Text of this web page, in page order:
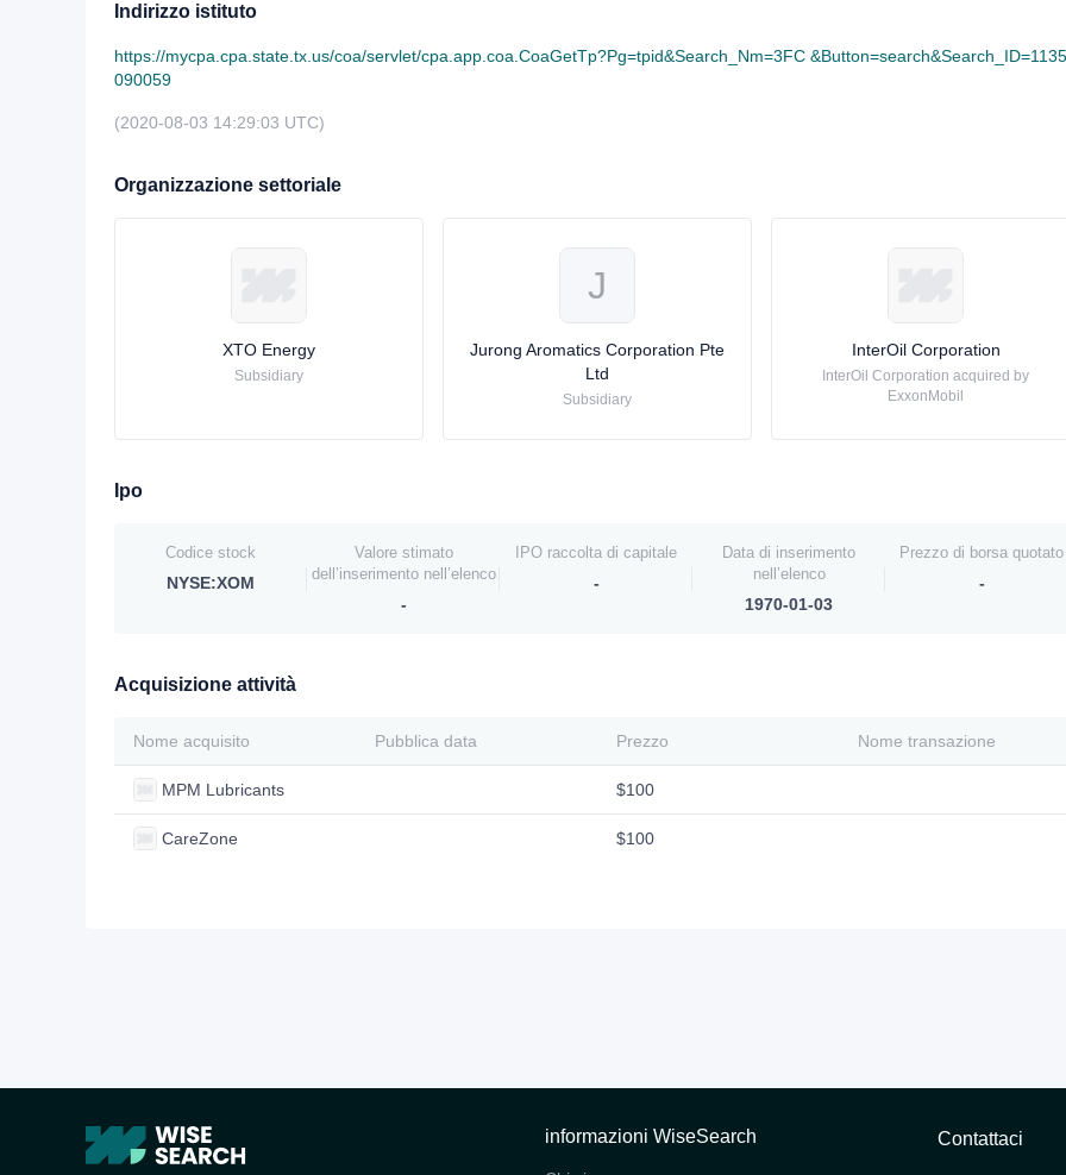
Indirizzo istituto
https://mycpa.cpa.state.tx.us/coa/servlet/cpa.app.coa.CoaGetTp?Pg=tpid&Search_Nm=3FC
090059
(2020-08-03 14:29:03 UTC)
Organizzazione settoriale
XTO Energy
Subsidiary
J
Jurong Aromatics Corporation Pte
Ltd
Subsidiary
InterOil Corporation
InterOil Corporation acquired by
ExxonMobil
Ipo
Codice stock
NYSE:XOM
Valore stimato
dell’inserimento nell’elenco
-
IPO raccolta di capitale
-
Data di inserimento
nell’elenco
1970-01-03
Prezzo di borsa quotato
-
Acquisizione attività
Nome acquisito Pubblica data Prezzo Nome transazione
MPM Lubricants $100
CareZone $100
informazioni WiseSearch Contattaci